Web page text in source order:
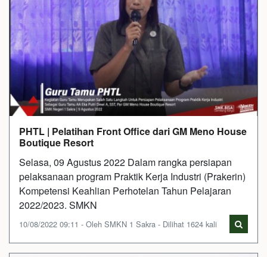
PHTL | Pelatihan Front Office dari GM Meno House
Boutique Resort
Selasa, 09 Agustus 2022 Dalam rangka persiapan
pelaksanaan program Praktik Kerja Industri (Prakerin)
Kompetensi Keahlian Perhotelan Tahun Pelajaran
2022/2023. SMKN
10/08/2022 09:11 - Oleh SMKN 1 Sakra - Dilihat 1624 kali